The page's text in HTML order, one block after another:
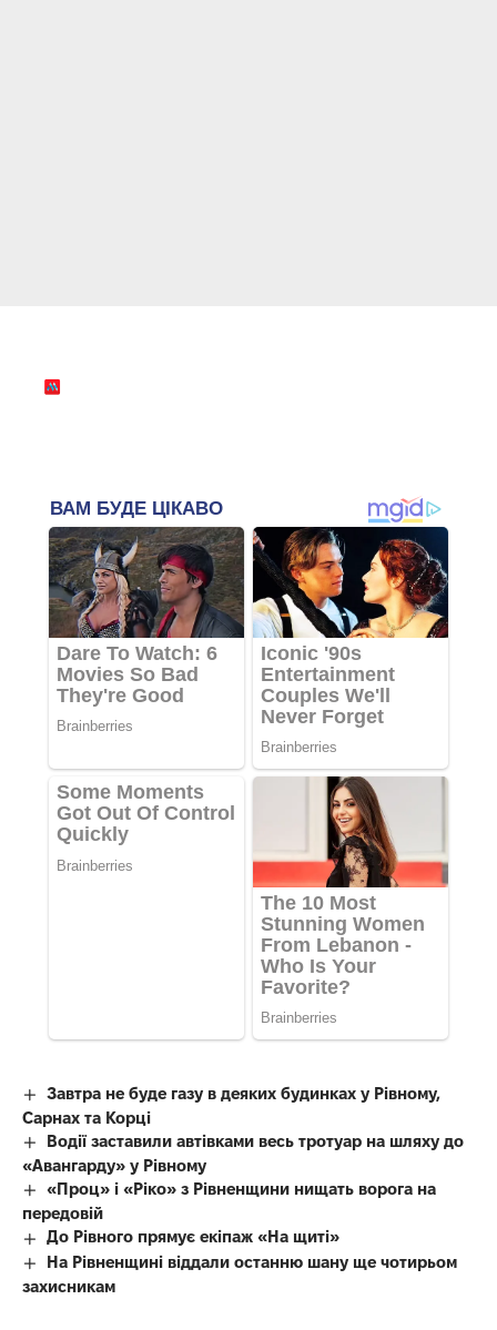
Завтра не буде газу в деяких будинках у Рівному,
Сарнах та Корці
Водії заставили автівками весь тротуар на шляху до
«Авангарду» у Рівному
«Проц» і «Ріко» з Рівненщини нищать ворога на
передовій
До Рівного прямує екіпаж «На щиті»
На Рівненщині віддали останню шану ще чотирьом
захисникам